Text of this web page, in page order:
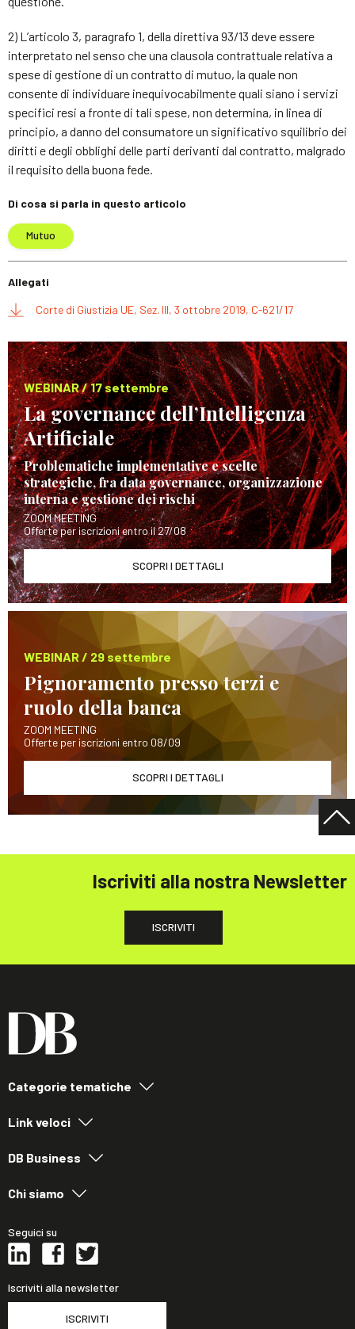
2) L’articolo 3, paragrafo 1, della direttiva 93/13 deve essere
interpretato nel senso che una clausola contrattuale relativa a
spese di gestione di un contratto di mutuo, la quale non
consente di individuare inequivocabilmente quali siano i servizi
specifici resi a fronte di tali spese, non determina, in linea di
principio, a danno del consumatore un significativo squilibrio dei
diritti e degli obblighi delle parti derivanti dal contratto, malgrado
il requisito della buona fede.
Di cosa si parla in questo articolo
Mutuo
Allegati
Corte di Giustizia UE, Sez. III, 3 ottobre 2019, C‑621/17
WEBINAR / 17 settembre
La governance dell’Intelligenza
Artificiale
Problematiche implementative e scelte
strategiche, fra data governance, organizzazione
interna e gestione dei rischi
ZOOM MEETING
Offerte per iscrizioni entro il 27/08
SCOPRI I DETTAGLI
WEBINAR / 29 settembre
Pignoramento presso terzi e
ruolo della banca
ZOOM MEETING
Offerte per iscrizioni entro 08/09
SCOPRI I DETTAGLI
Iscriviti alla nostra Newsletter
ISCRIVITI
Categorie tematiche
Link veloci
DB Business
Chi siamo
Seguici su
Iscriviti alla newsletter
ISCRIVITI